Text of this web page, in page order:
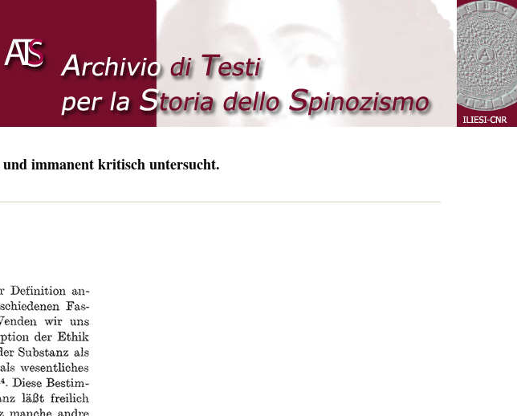
immanent kritisch untersucht.